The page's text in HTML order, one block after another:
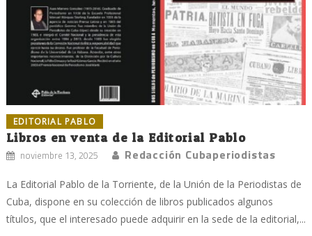
EDITORIAL PABLO
Libros en venta de la Editorial Pablo
noviembre 13, 2025 Redacción Cubaperiodistas
La Editorial Pablo de la Torriente, de la Unión de la Periodistas de
Cuba, dispone en su colección de libros publicados algunos
títulos, que el interesado puede adquirir en la sede de la editorial,...